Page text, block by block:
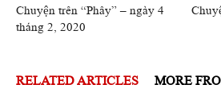
Chuyện trên “Phây” – ngày 4
tháng 2, 2020
RELATED ARTICLES MORE